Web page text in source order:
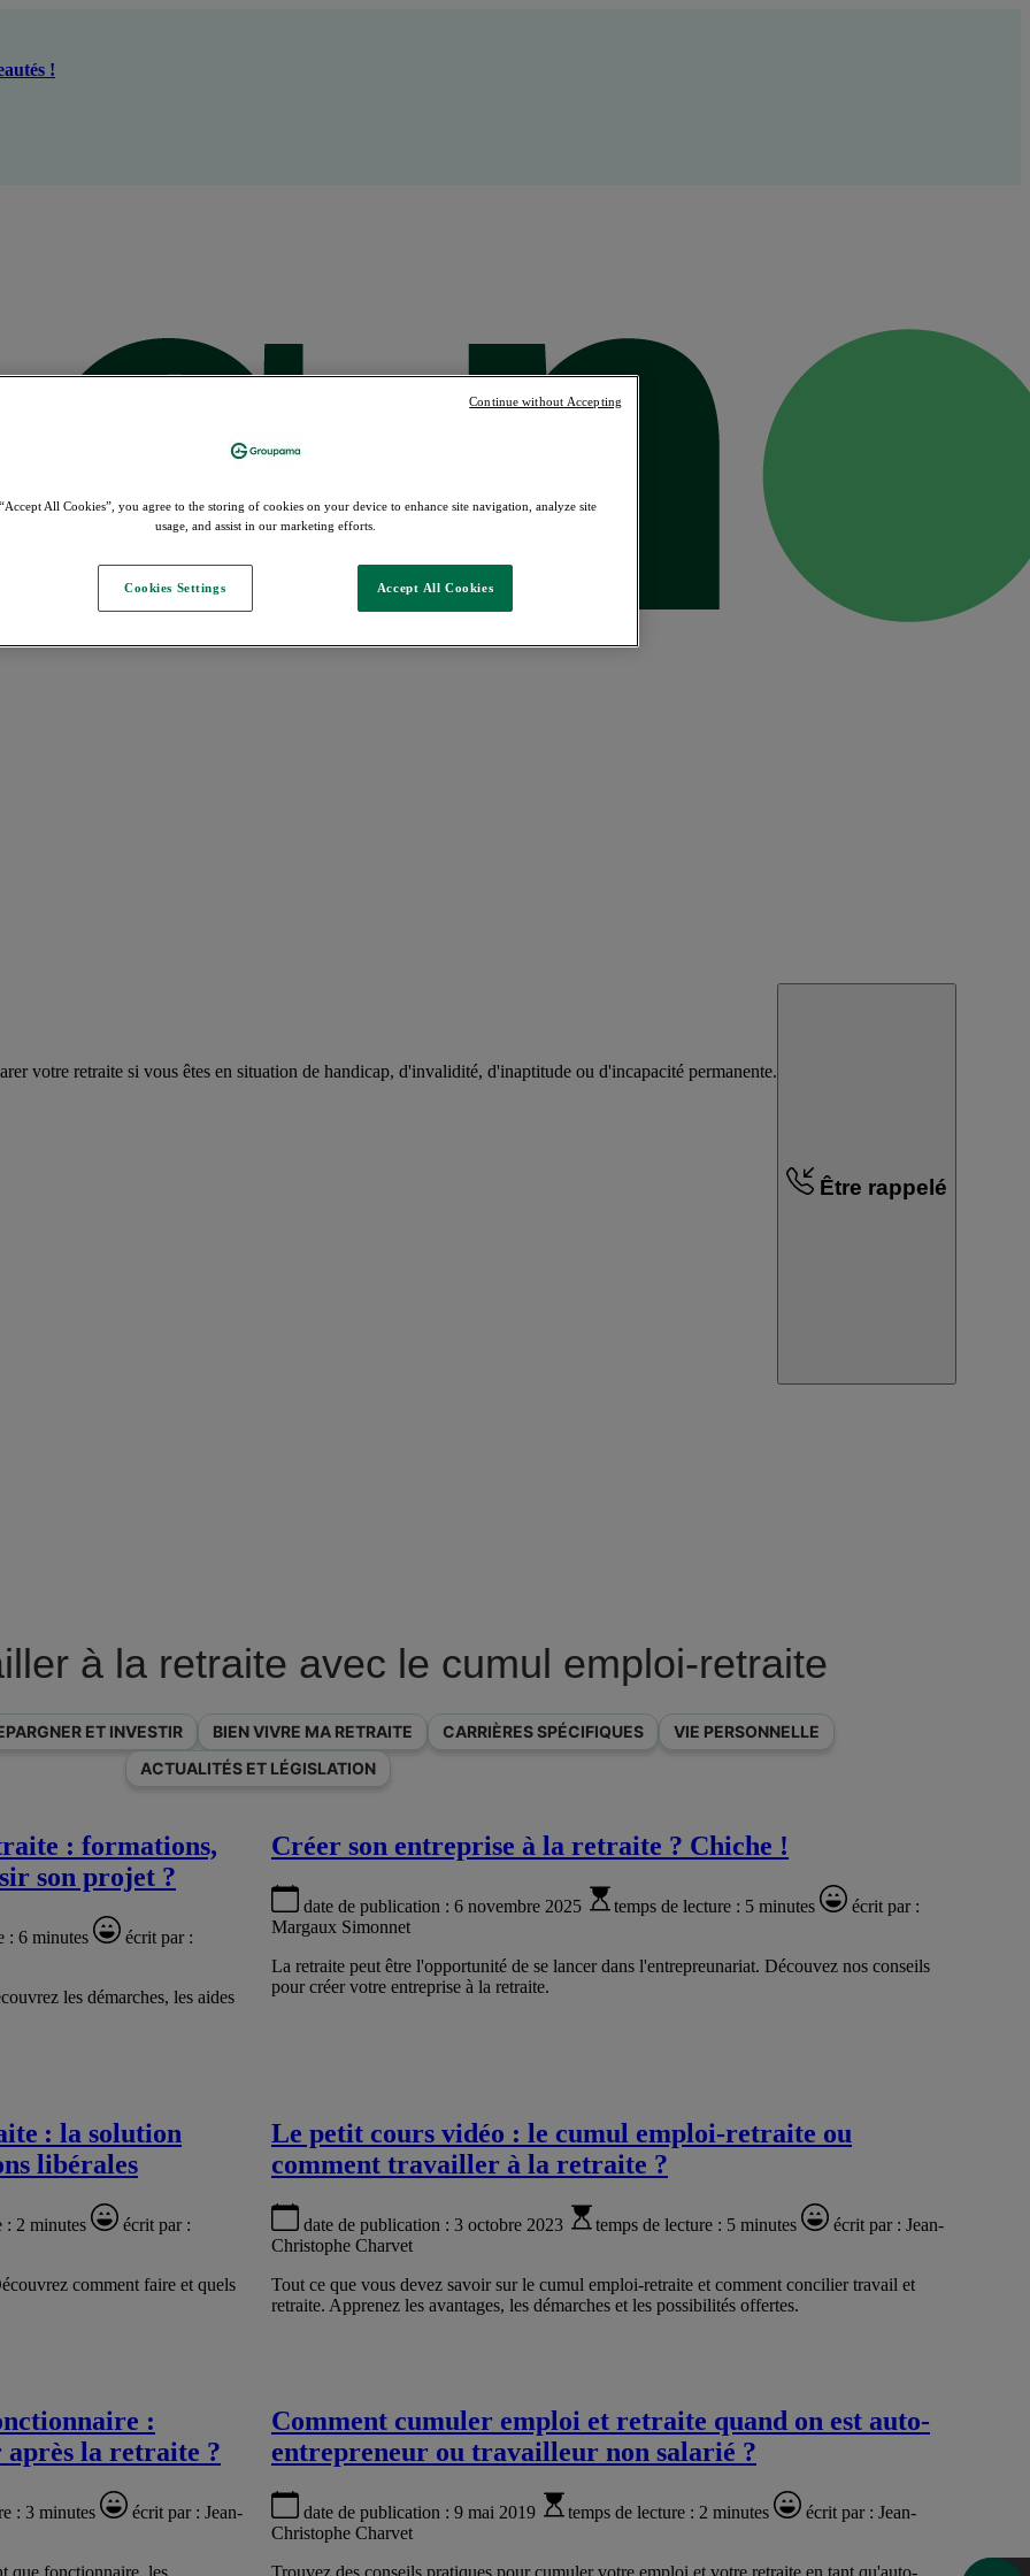
!
votre retraite si vous êtes en situation de handicap, d'invalidité, d'inaptitude ou d'incapacité permanente.
Être rappelé
à la retraite avec le cumul emploi-retraite
ET INVESTIR BIEN VIVRE MA RETRAITE CARRIÈRES SPÉCIFIQUES
VIE PERSONNELLE
ACTUALITÉS ET LÉGISLATION
: formations,
son projet ?
: 6 minutes
écrit par :
les démarches, les aides
Créer son entreprise à la retraite ? Chiche !
date de publication : 6 novembre 2025 temps de lecture : 5 minutes
écrit par :
Margaux Simonnet
La retraite peut être l'opportunité de se lancer dans l'entrepreunariat. Découvez nos conseils
pour créer votre entreprise à la retraite.
: la solution
libérales
: 2 minutes
écrit par :
comment faire et quels
Le petit cours vidéo : le cumul emploi-retraite ou
comment travailler à la retraite ?
date de publication : 3 octobre 2023 temps de lecture : 5 minutes écrit par : Jean-
Christophe Charvet
Tout ce que vous devez savoir sur le cumul emploi-retraite et comment concilier travail et
retraite. Apprenez les avantages, les démarches et les possibilités offertes.
:
la retraite ?
: 3 minutes écrit par : Jean-
que fonctionnaire, les
Comment cumuler emploi et retraite quand on est auto-
entrepreneur ou travailleur non salarié ?
date de publication : 9 mai 2019 temps de lecture : 2 minutes écrit par : Jean-
Christophe Charvet
Trouvez des conseils pratiques pour cumuler votre emploi et votre retraite en tant qu'auto-
All Cookies”, you agree to the storing of cookies on your device to enhance site navigation, analyze site
usage, and assist in our marketing efforts.
Cookies Settings Accept All Cookies
Continue without Accepting